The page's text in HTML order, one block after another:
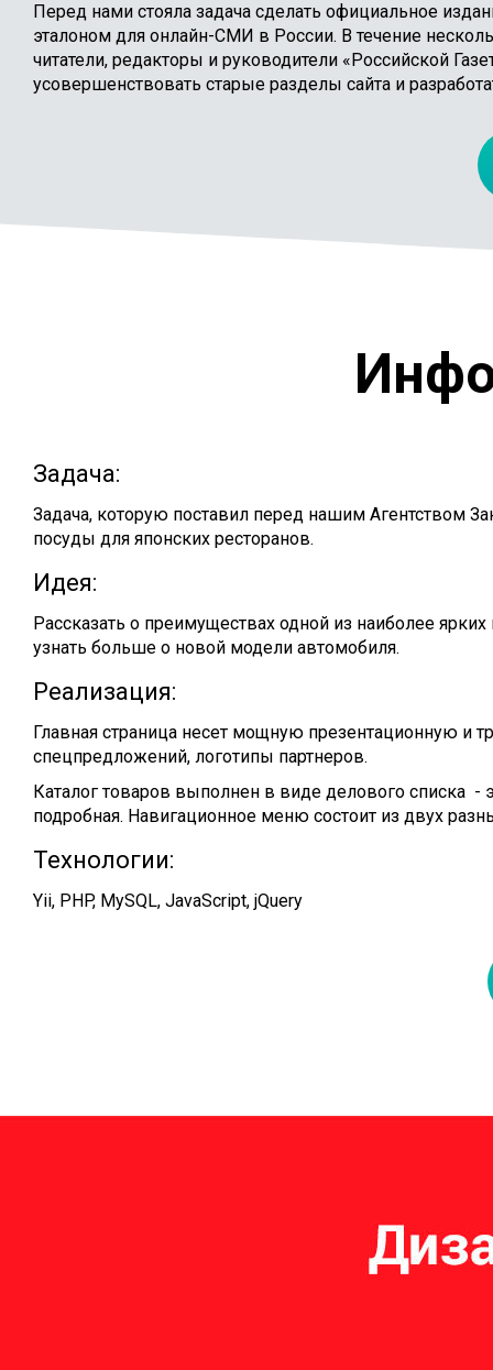
Перед нами стояла задача сделать официальное
эталоном для онлайн-СМИ в России. В течение
читатели, редакторы и руководители «Российской
усовершенствовать старые разделы сайта и
Задача:
Задача, которую поставил перед нашим Агентством
посуды для японских ресторанов.
Идея:
Рассказать о преимуществах одной из наиболее
узнать больше о новой модели автомобиля.
Реализация:
Главная страница несет мощную презентационную и
спецпредложений, логотипы партнеров.
Каталог товаров выполнен в виде делового списка -
подробная. Навигационное меню состоит из двух
Технологии:
Yii, PHP, MySQL, JavaScript, jQuery